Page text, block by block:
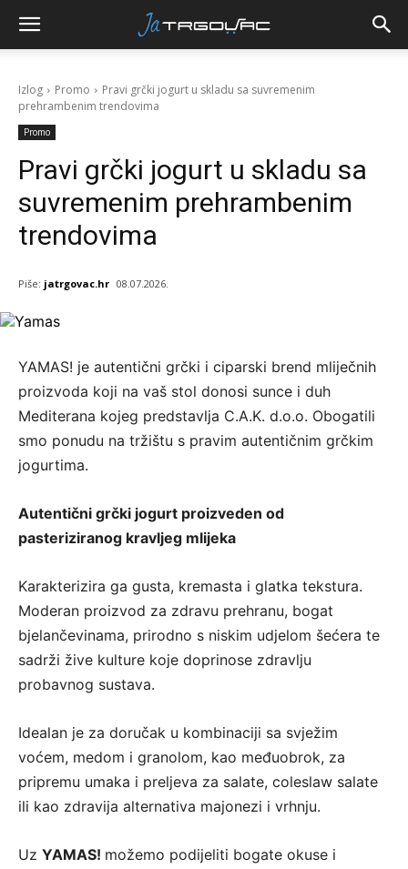
Izlog Promo
Pravi grčki jogurt u skladu sa suvremenim
prehrambenim trendovima
Promo
Pravi grčki jogurt u skladu sa
suvremenim prehrambenim
trendovima
Piše: jatrgovac.hr 08.07.2026.
YAMAS! je autentični grčki i ciparski brend mliječnih
proizvoda koji na vaš stol donosi sunce i duh
Mediterana kojeg predstavlja C.A.K. d.o.o. Obogatili
smo ponudu na tržištu s pravim autentičnim grčkim
jogurtima.
Autentični grčki jogurt proizveden od
pasteriziranog kravljeg mlijeka
Karakterizira ga gusta, kremasta i glatka tekstura.
Moderan proizvod za zdravu prehranu, bogat
bjelančevinama, prirodno s niskim udjelom šećera te
sadrži žive kulture koje doprinose zdravlju
probavnog sustava.
Idealan je za doručak u kombinaciji sa svježim
voćem, medom i granolom, kao međuobrok, za
pripremu umaka i preljeva za salate, coleslaw salate
ili kao zdravija alternativa majonezi i vrhnju.
Uz YAMAS! možemo podijeliti bogate okuse i